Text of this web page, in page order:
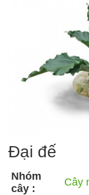
Đại đế
Nhóm
cây :
Cây